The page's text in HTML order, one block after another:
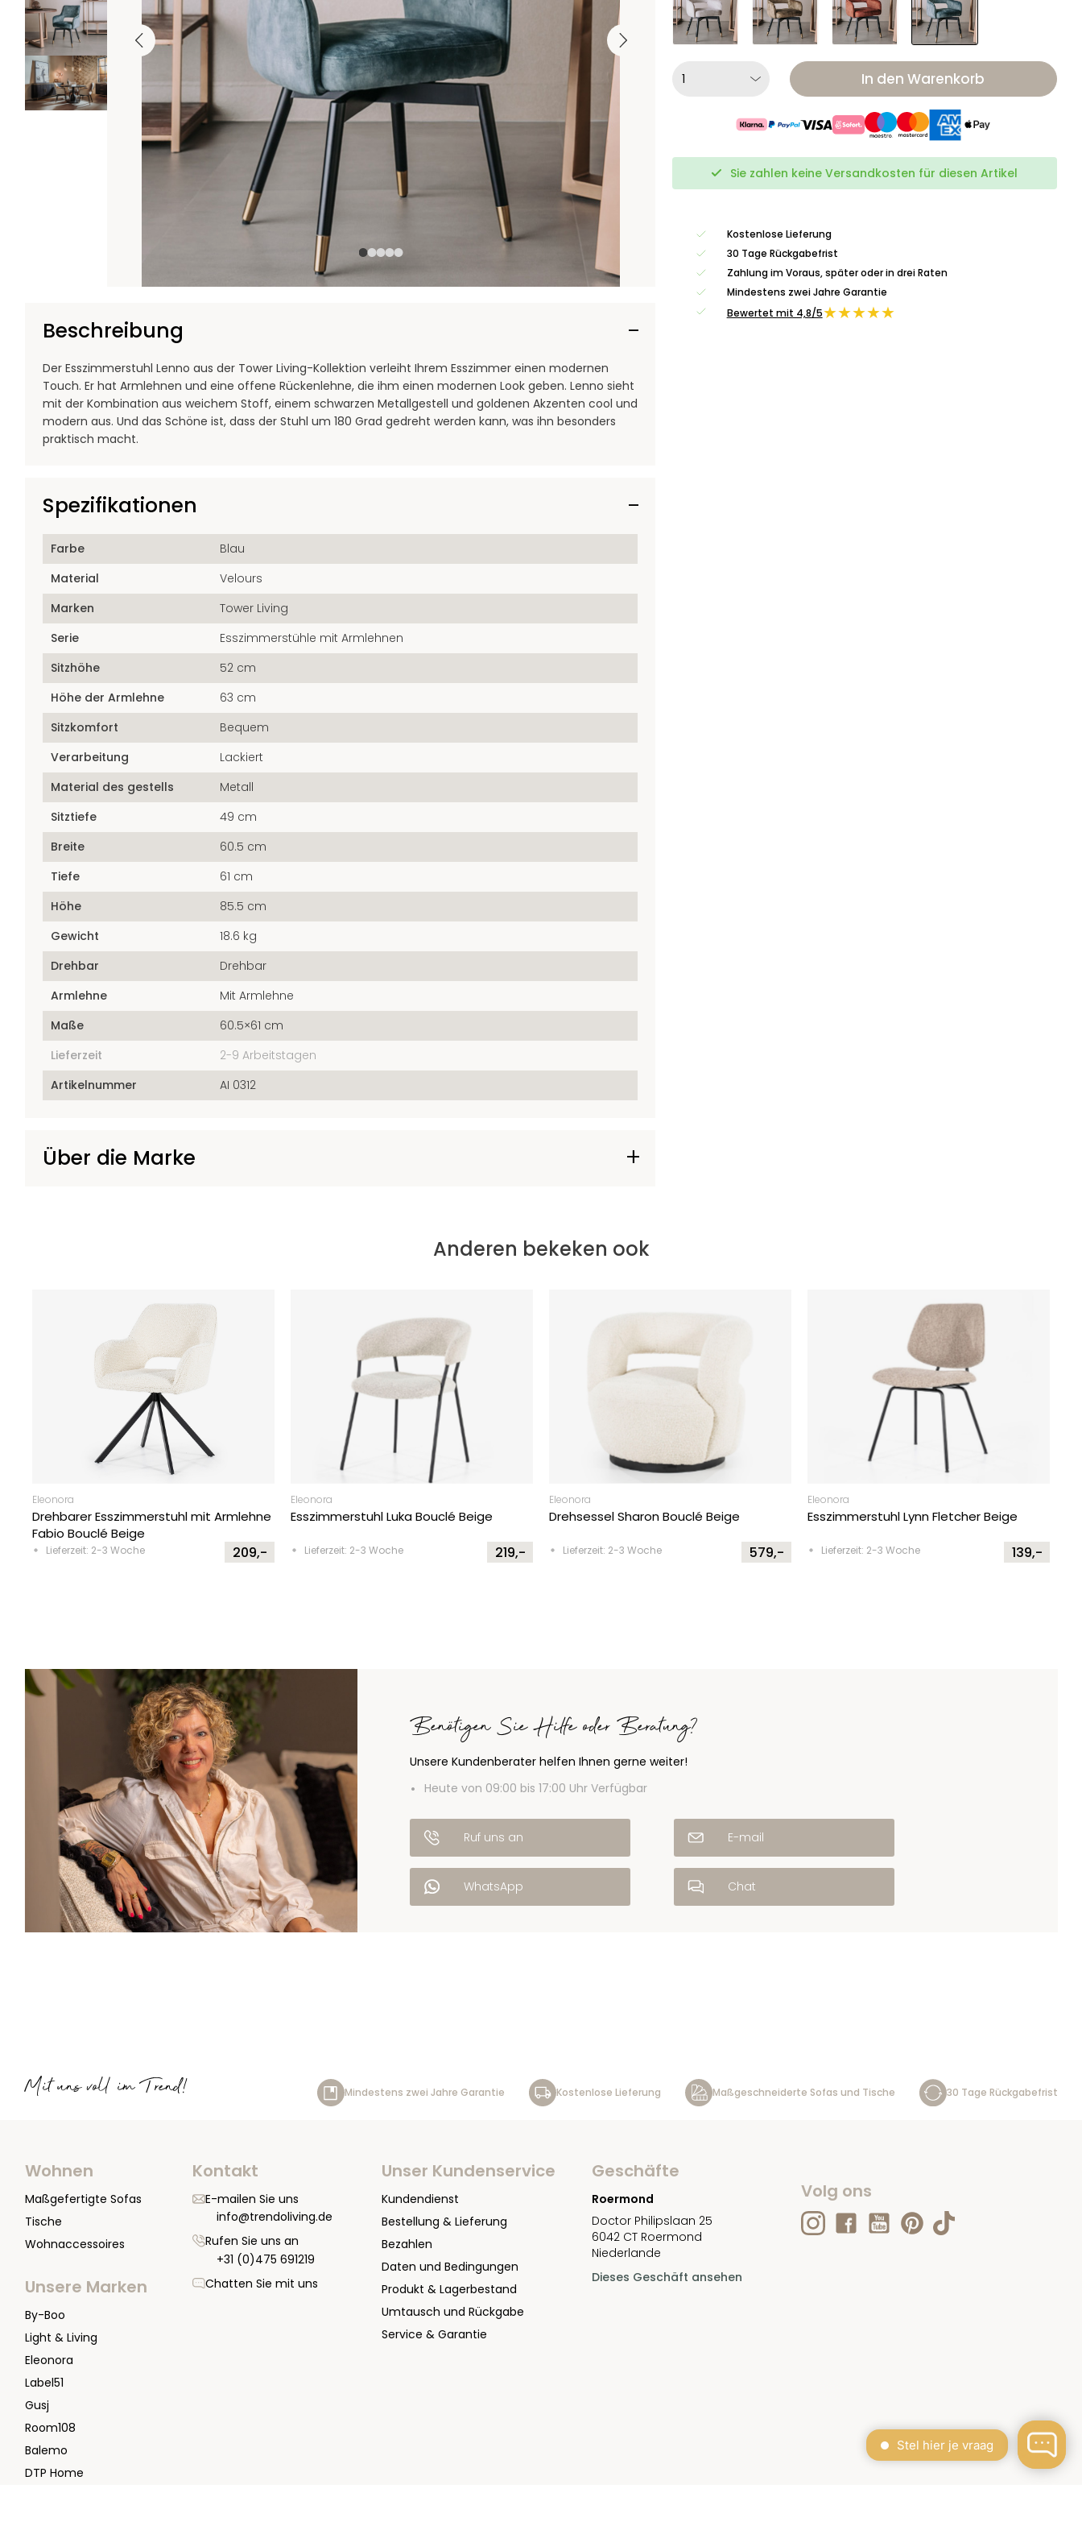
Beschreibung
Der Esszimmerstuhl Lenno aus der Tower Living-Kollektion verleiht Ihrem Esszimmer einen modernen
Touch. Er hat Armlehnen und eine offene Rückenlehne, die ihm einen modernen Look geben. Lenno sieht
mit der Kombination aus weichem Stoff, einem schwarzen Metallgestell und goldenen Akzenten cool und
modern aus. Und das Schöne ist, dass der Stuhl um 180 Grad gedreht werden kann, was ihn besonders
praktisch macht.
Spezifikationen
Farbe
Blau
Material
Velours
Marken
Tower Living
Serie
Esszimmerstühle mit Armlehnen
Sitzhöhe
52 cm
Höhe der Armlehne
63 cm
Sitzkomfort
Bequem
Verarbeitung
Lackiert
Material des gestells
Metall
Sitztiefe
49 cm
Breite
60.5 cm
Tiefe
61 cm
Höhe
85.5 cm
Gewicht
18.6 kg
Drehbar
Drehbar
Armlehne
Mit Armlehne
Maße
60.5×61 cm
Lieferzeit
2-9 Arbeitstagen
Artikelnummer
AI 0312
Über die Marke
In den Warenkorb
Sie zahlen keine Versandkosten für diesen Artikel
Kostenlose Lieferung
30 Tage Rückgabefrist
Zahlung im Voraus, später oder in drei Raten
Mindestens zwei Jahre Garantie
Bewertet mit 4,8/5★★★★★
Anderen bekeken ook
Eleonora
Drehbarer Esszimmerstuhl mit Armlehne
Fabio Bouclé Beige
Lieferzeit: 2-3 Woche 209,-
Eleonora
Esszimmerstuhl Luka Bouclé Beige
Lieferzeit: 2-3 Woche 219,-
Eleonora
Drehsessel Sharon Bouclé Beige
Lieferzeit: 2-3 Woche 579,-
Eleonora
Esszimmerstuhl Lynn Fletcher Beige
Lieferzeit: 2-3 Woche 139,-
Benötigen Sie Hilfe oder Beratung?
Unsere Kundenberater helfen Ihnen gerne weiter!
Heute von 09:00 bis 17:00 Uhr Verfügbar
Ruf uns an E-mail
WhatsApp Chat
Mit uns voll im Trend! Mindestens zwei Jahre Garantie Kostenlose Lieferung Maßgeschneiderte Sofas und Tische 30 Tage Rückgabefrist
Wohnen
Maßgefertigte Sofas
Tische
Wohnaccessoires
Unsere Marken
By-Boo
Light & Living
Eleonora
Label51
Gusj
Room108
Balemo
DTP Home
Kontakt
E-mailen Sie uns
info@trendoliving.de
Rufen Sie uns an
+31 (0)475 691219
Chatten Sie mit uns
Unser Kundenservice
Kundendienst
Bestellung & Lieferung
Bezahlen
Daten und Bedingungen
Produkt & Lagerbestand
Umtausch und Rückgabe
Service & Garantie
Geschäfte
Roermond
Doctor Philipslaan 25
6042 CT Roermond
Niederlande
Dieses Geschäft ansehen
Volg ons